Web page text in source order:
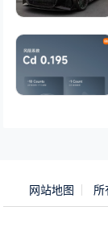
网站地图 所